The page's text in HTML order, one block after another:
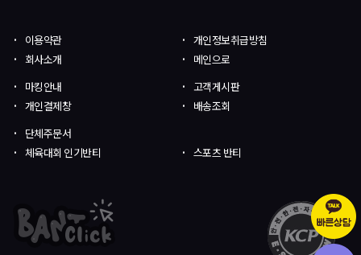
이용약관
개인정보취급방침
회사소개
메인으로
마킹안내
고객게시판
개인결제창
배송조회
단체주문서
체육대회 인기반티
스포츠 반티